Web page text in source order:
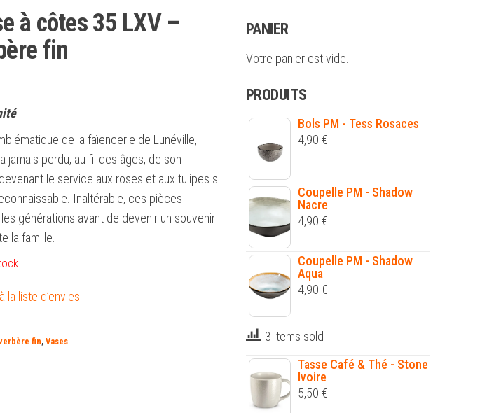
à côtes 35 LXV –
fin
de la faïencerie de Lunéville,
jamais perdu, au fil des âges, de son
le service aux roses et aux tulipes si
Inaltérable, ces pièces
générations avant de devenir un souvenir
la famille.
la liste d’envies
fin, Vases
PANIER
Votre panier est vide.
PRODUITS
Bols PM - Tess Rosaces
4,90 €
Coupelle PM - Shadow
Nacre
4,90 €
Coupelle PM - Shadow
Aqua
4,90 €
3 items sold
Tasse Café & Thé - Stone
Ivoire
5,50 €